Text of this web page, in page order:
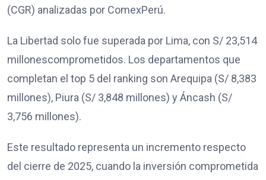
(CGR) analizadas por ComexPerú.
La Libertad solo fue superada por Lima, con S/ 23,514
millonescomprometidos. Los departamentos que
completan el top 5 del ranking son Arequipa (S/ 8,383
millones), Piura (S/ 3,848 millones) y Áncash (S/
3,756 millones).
Este resultado representa un incremento respecto
del cierre de 2025, cuando la inversión comprometida